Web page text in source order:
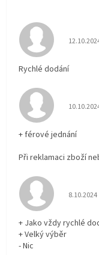
Rychlé dodání
+ férové jednání
Při reklamaci zboží
8.10.2024
+ Jako vždy rychlé
+ Velký výběr
- Nic